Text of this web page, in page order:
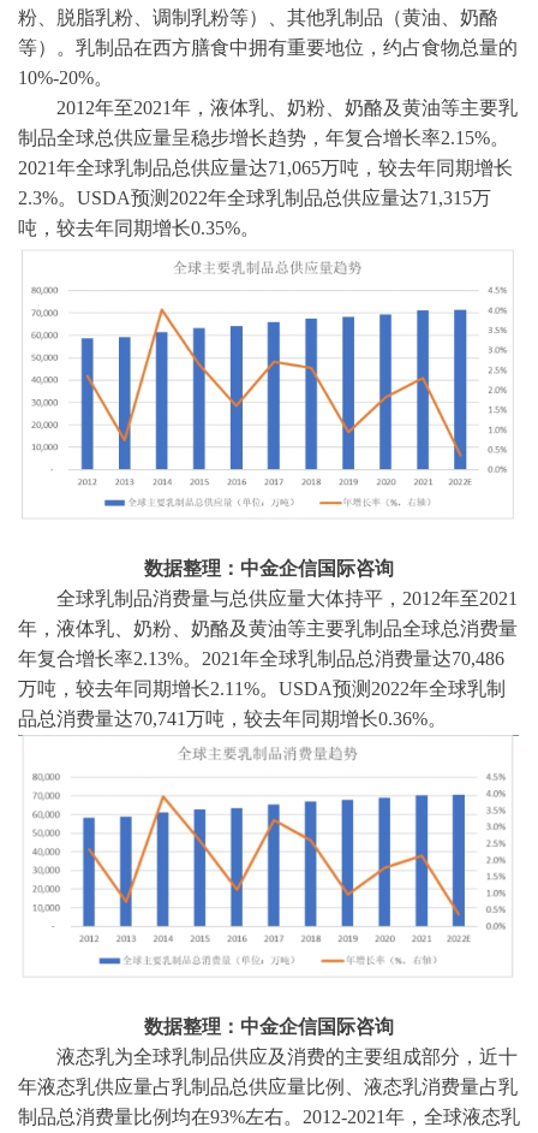
粉、脱脂乳粉、调制乳粉等）、其他乳制品（黄油、奶酪
等）。乳制品在西方膳食中拥有重要地位，约占食物总量的
10%-20%。
2012年至2021年，液体乳、奶粉、奶酪及黄油等主要乳
制品全球总供应量呈稳步增长趋势，年复合增长率2.15%。
2021年全球乳制品总供应量达71,065万吨，较去年同期增长
2.3%。USDA预测2022年全球乳制品总供应量达71,315万
吨，较去年同期增长0.35%。
数据整理：中金企信国际咨询
全球乳制品消费量与总供应量大体持平， 2012年至2021
年，液体乳、奶粉、奶酪及黄油等主要乳制品全球总消费量
年复合增长率2.13%。2021年全球乳制品总消费量达70,486
万吨，较去年同期增长2.11%。USDA预测2022年全球乳制
品总消费量达70,741万吨，较去年同期增长0.36%。
数据整理：中金企信国际咨询
液态乳为全球乳制品供应及消费的主要组成部分，近十
年液态乳供应量占乳制品总供应量比例、液态乳消费量占乳
制品总消费量比例均在93%左右。2012-2021年，全球液态乳